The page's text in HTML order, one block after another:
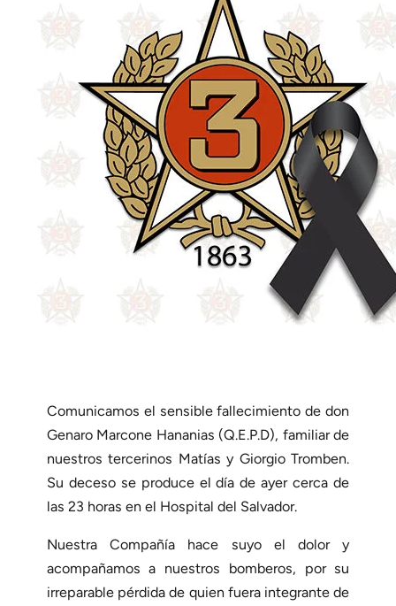
Comunicamos el sensible fallecimiento de don
Genaro Marcone Hananias (Q.E.P.D), familiar de
nuestros tercerinos Matías y Giorgio Tromben.
Su deceso se produce el día de ayer cerca de
las 23 horas en el Hospital del Salvador.
Nuestra Compañía hace suyo el dolor y
acompañamos a nuestros bomberos, por su
irreparable pérdida de quien fuera integrante de